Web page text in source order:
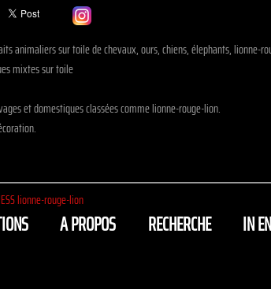
animaliers sur toile de chevaux, ours, chiens, élephants, lionne-
mixtes sur toile
et domestiques classées comme lionne-rouge-lion.
lionne-rouge-lion
A PROPOS RECHERCHE IN